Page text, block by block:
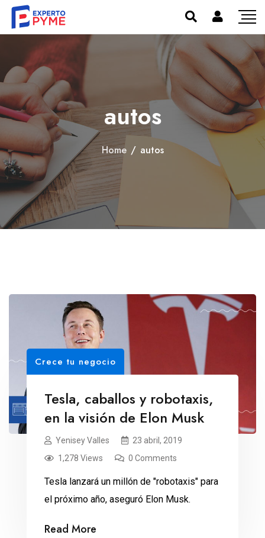
autos
Home / autos
Crece tu negocio
Tesla, caballos y robotaxis,
en la visión de Elon Musk
Yenisey Valles
23 abril, 2019
1,278 Views
0 Comments
Tesla lanzará un millón de "robotaxis" para
el próximo año, aseguró Elon Musk.
Read More